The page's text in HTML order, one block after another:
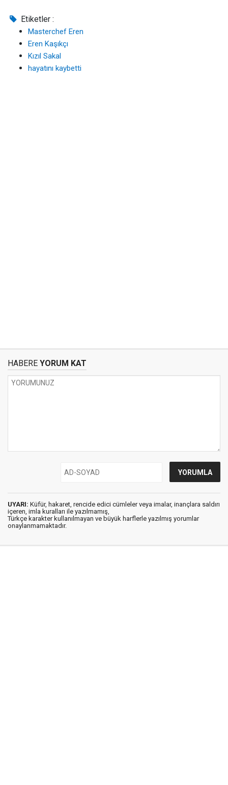
Etiketler :
Masterchef Eren
Eren Kaşıkçı
Kızıl Sakal
hayatını kaybetti
HABERE YORUM KAT
UYARI: Küfür, hakaret, rencide edici cümleler veya imalar, inançlara saldırı
içeren, imla kuralları ile yazılmamış,
Türkçe karakter kullanılmayan ve büyük harflerle yazılmış yorumlar
onaylanmamaktadır.